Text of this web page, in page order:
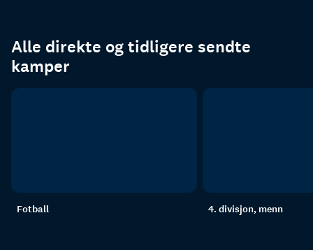
Alle direkte og tidligere sendte
kamper
Fotball 4. divisjon, menn